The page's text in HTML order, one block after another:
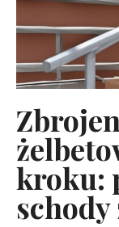
kroku:
schody